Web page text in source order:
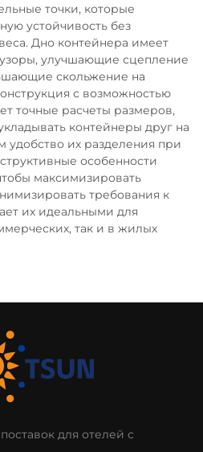
точки, которые
устойчивость без
Дно контейнера имеет
улучшающие сцепление
скольжение на
с возможностью
точные расчеты размеров,
контейнеры друг на
удобство их разделения при
особенности
максимизировать
требования к
их идеальными для
так и в жилых
для отелей с